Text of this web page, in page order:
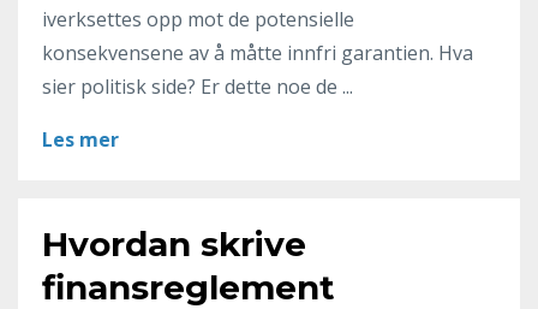
iverksettes opp mot de potensielle
konsekvensene av å måtte innfri garantien. Hva
sier politisk side? Er dette noe de ...
Les mer
Hvordan skrive
finansreglement